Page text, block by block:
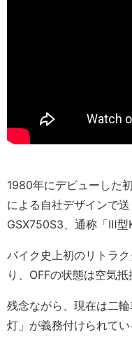
1980年にデビューした
による自社デザインで
GSX750S3、通称「Ⅲ型
バイク史上初のリトラ
り、OFFの状態は空気抵
残念ながら、現在は二
灯」が義務付けられて